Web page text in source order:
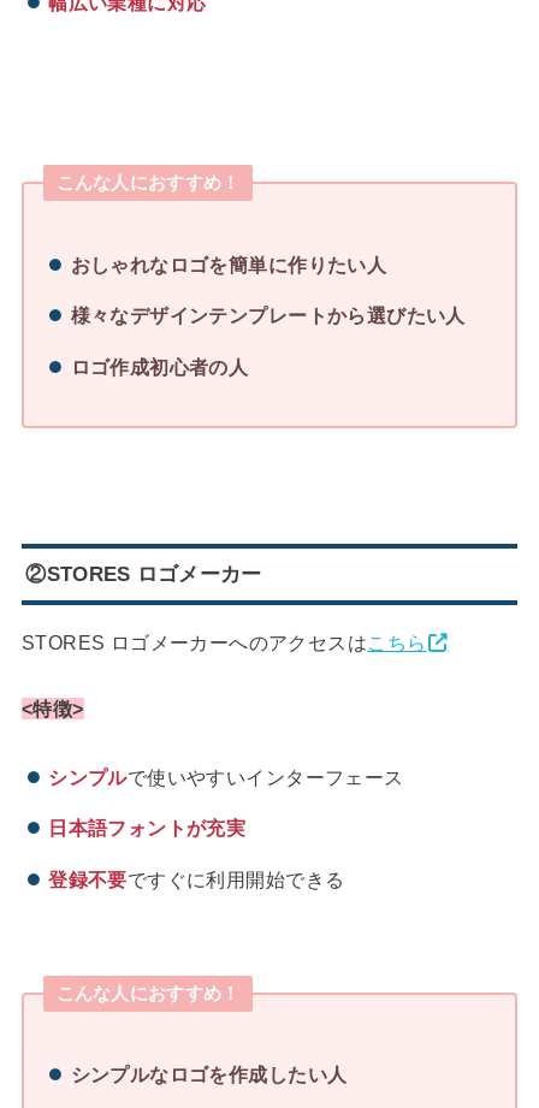
こんな人におすすめ！
おしゃれなロゴを簡単に作りたい人
様々なデザインテンプレートから選びたい人
ロゴ作成初心者の人
②STORES ロゴメーカー
STORES ロゴメーカーへのアクセスはこちら
<特徴>
シンプルで使いやすいインターフェース
日本語フォントが充実
登録不要ですぐに利用開始できる
こんな人におすすめ！
シンプルなロゴを作成したい人